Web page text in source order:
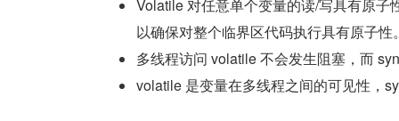
Volatile 对任意单个变量的读/写具有原
以确保对整个临界区代码执行具有原子性
多线程访问 volatile 不会发生阻塞，而
volatile 是变量在多线程之间的可见性，